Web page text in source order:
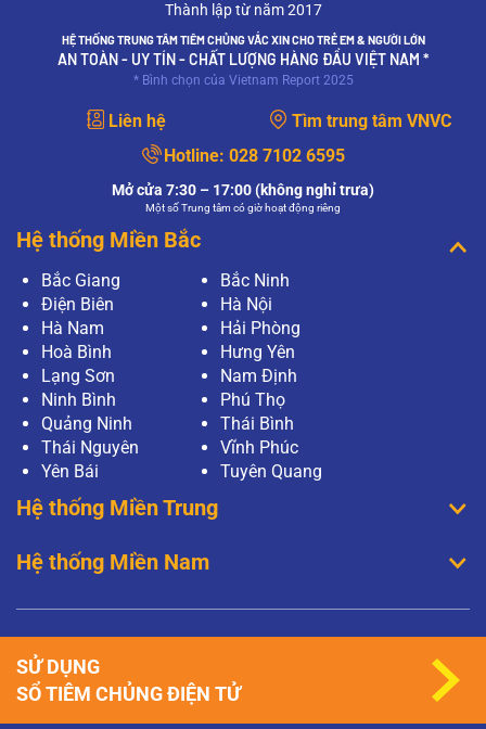
Thành lập từ năm 2017
HỆ THỐNG TRUNG TÂM TIÊM CHỦNG VẮC XIN CHO TRẺ EM & NGƯỜI LỚN
AN TOÀN - UY TÍN - CHẤT LƯỢNG HÀNG ĐẦU VIỆT NAM *
* Bình chọn của Vietnam Report 2025
Liên hệ
Tìm trung tâm VNVC
Hotline: 028 7102 6595
Mở cửa 7:30 – 17:00 (không nghỉ trưa)
Một số Trung tâm có giờ hoạt động riêng
Hệ thống Miền Bắc
Bắc Giang
Bắc Ninh
Điện Biên
Hà Nội
Hà Nam
Hải Phòng
Hoà Bình
Hưng Yên
Lạng Sơn
Nam Định
Ninh Bình
Phú Thọ
Quảng Ninh
Thái Bình
Thái Nguyên
Vĩnh Phúc
Yên Bái
Tuyên Quang
Hệ thống Miền Trung
Hệ thống Miền Nam
SỬ DỤNG
SỔ TIÊM CHỦNG ĐIỆN TỬ